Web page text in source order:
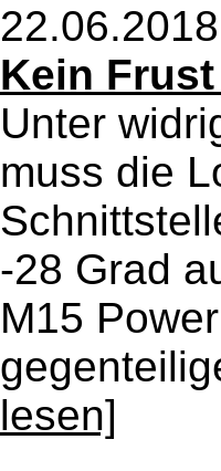
22.06.2018
Kein
Unter
muss die
-28 Grad
M15
lesen]